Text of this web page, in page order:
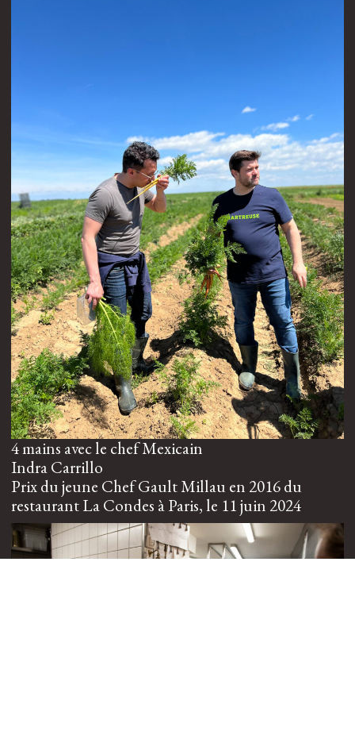
4 mains avec le chef Mexicain
Indra Carrillo
Prix du jeune Chef Gault Millau en 2016 du
restaurant La Condes à Paris, le 11 juin 2024